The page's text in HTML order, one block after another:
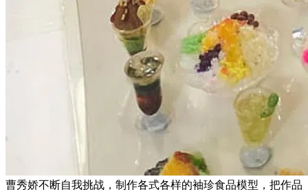
曹秀娇不断自我挑战，制作各式各样的袖珍食品模型，把作品